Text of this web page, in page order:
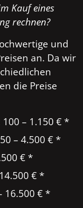
Kauf eines
rechnen?
und
an. Da wir
die Preise
– 1.150 € *
– 4.500 € *
€ *
€ *
16.500 € *